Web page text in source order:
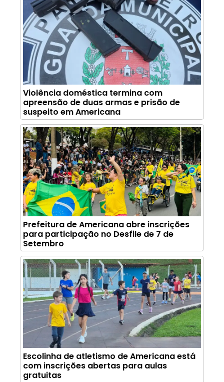
Violência doméstica termina com
apreensão de duas armas e prisão de
suspeito em Americana
Prefeitura de Americana abre inscrições
para participação no Desfile de 7 de
Setembro
Escolinha de atletismo de Americana está
com inscrições abertas para aulas
gratuitas